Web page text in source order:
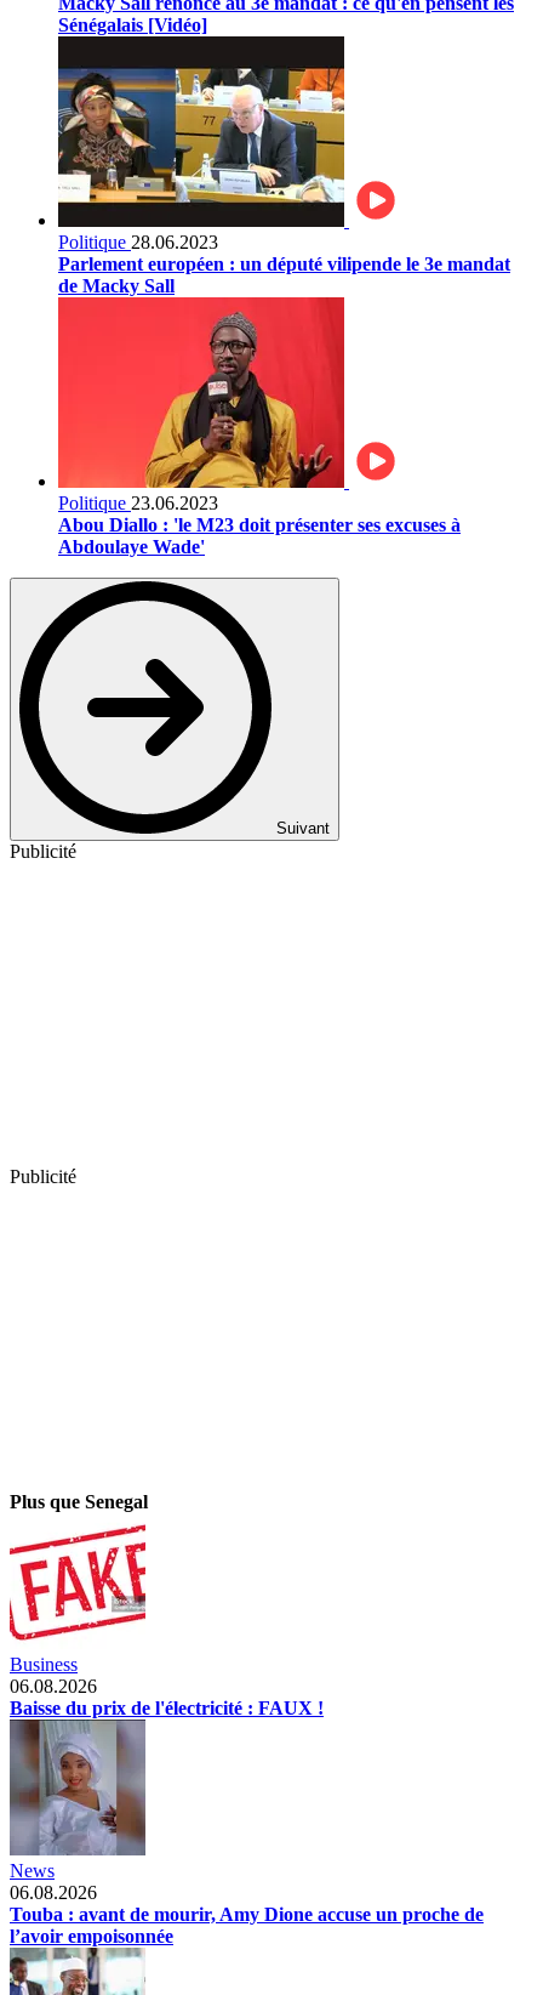
Sénégalais [Vidéo]
Politique 28.06.2023
Parlement européen : un député vilipende le 3e mandat
de Macky Sall
Politique 23.06.2023
Abou Diallo : 'le M23 doit présenter ses excuses à
Abdoulaye Wade'
Suivant
Publicité
Publicité
Plus que Senegal
Business
06.08.2026
Baisse du prix de l'électricité : FAUX !
News
06.08.2026
Touba : avant de mourir, Amy Dione accuse un proche de
l’avoir empoisonnée